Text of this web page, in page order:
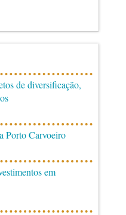
de diversificação,
Porto Carvoeiro
em